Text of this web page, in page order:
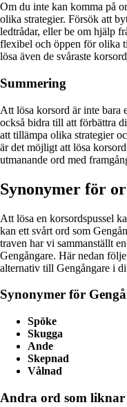
Om du inte kan komma på
olika strategier. Försök att
ledtrådar, eller be om hjälp
flexibel och öppen för olika
lösa även de svåraste
Summering
Att lösa korsord är inte bara
också bidra till att förbättra
att tillämpa olika strategier
är det möjligt att lösa
utmanande ord med
Synonymer för
Att lösa en korsordspussel
kan ett svårt ord som
traven har vi sammanställt
Gengångare. Här nedan
alternativ till Gengångare i
Synonymer för
Spöke
Skugga
Ande
Skepnad
Vålnad
Andra ord som liknar